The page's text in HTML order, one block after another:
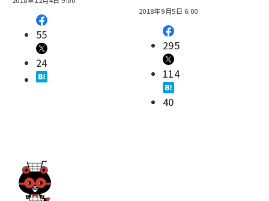
55
24
2018年9月5日 6:00
295
114
40